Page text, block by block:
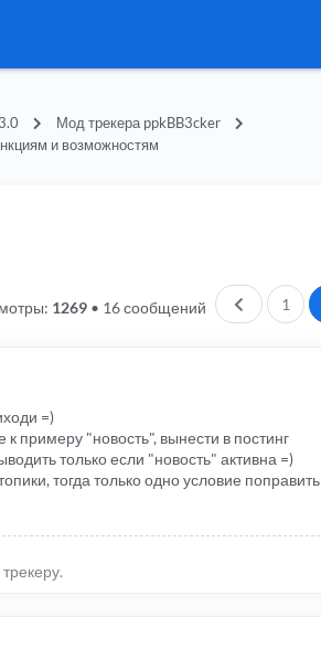
Мод трекера ppkBB3cker
и возможностям
16 сообщений Пред.
1
1269•
=)
примеру "новость", вынести в постинг
только если "новость" активна =)
тогда только одно условие поправить